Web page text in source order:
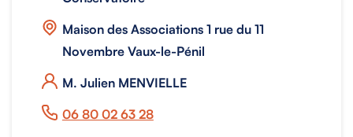
Maison des Associations 1 rue du 11
Novembre Vaux-le-Pénil
M. Julien MENVIELLE
06 80 02 63 28